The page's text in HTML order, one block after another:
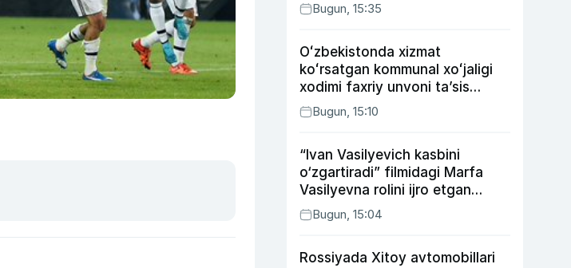
Bugun, 15:35
Oʻzbekistonda xizmat
koʻrsatgan kommunal xoʻjaligi
xodimi faxriy unvoni taʼsis
etilishi mumkin
Bugun, 15:10
“Ivan Vasilyevich kasbini
o‘zgartiradi” filmidagi Marfa
Vasilyevna rolini ijro etgan
aktrisaning taqdiri qanday
kechdi?
Bugun, 15:04
Rossiyada Xitoy avtomobillari